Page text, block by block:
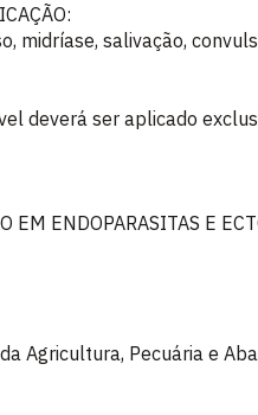
midríase, salivação,
deverá ser aplicado
EM ENDOPARASITAS E
Agricultura, Pecuária e